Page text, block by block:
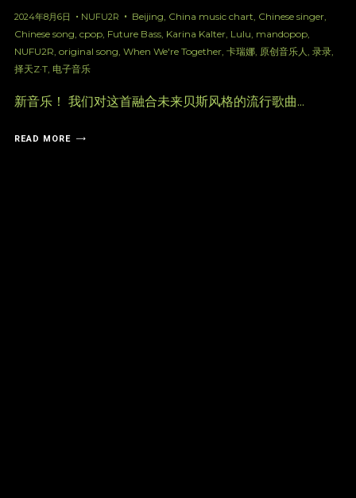
2024年8月6日 NUFU2R Beijing China music chart Chinese singer,
Chinese song cpop, Future Bass, Karina Kalter, Lulu mandopop,
NUFU2R original song When We're Together, 卡瑞娜, 原创音乐人 录录,
择天Z·T, 电子音乐
新音乐！ 我们对这首融合未来贝斯风格的流行歌曲...
READ MORE